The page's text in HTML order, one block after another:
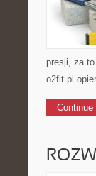
presji, za
o2fit.pl
Continue